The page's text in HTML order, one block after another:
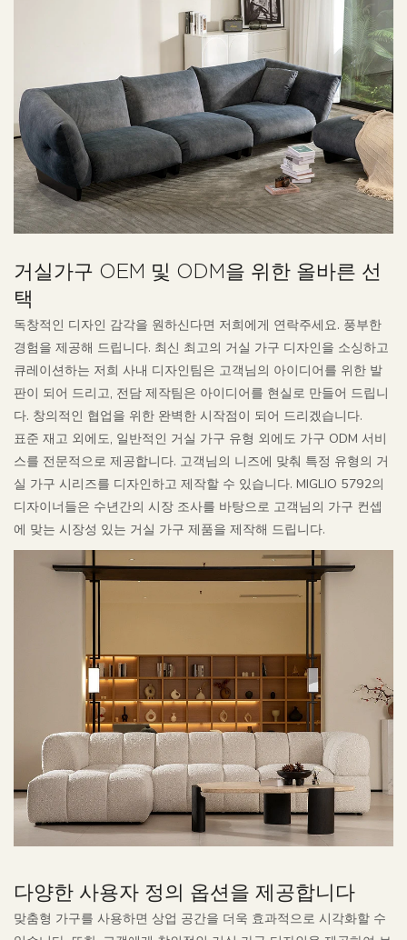
거실가구 OEM 및 ODM을 위한 올바른 선
택
독창적인 디자인 감각을 원하신다면 저희에게 연락주세요. 풍부한
경험을 제공해 드립니다. 최신 최고의 거실 가구 디자인을 소싱하고
큐레이션하는 저희 사내 디자인팀은 고객님의 아이디어를 위한 발
판이 되어 드리고, 전담 제작팀은 아이디어를 현실로 만들어 드립니
다. 창의적인 협업을 위한 완벽한 시작점이 되어 드리겠습니다.
표준 재고 외에도, 일반적인 거실 가구 유형 외에도 가구 ODM 서비
스를 전문적으로 제공합니다. 고객님의 니즈에 맞춰 특정 유형의 거
실 가구 시리즈를 디자인하고 제작할 수 있습니다. MIGLIO 5792의
디자이너들은 수년간의 시장 조사를 바탕으로 고객님의 가구 컨셉
에 맞는 시장성 있는 거실 가구 제품을 제작해 드립니다.
다양한 사용자 정의 옵션을 제공합니다
맞춤형 가구를 사용하면 상업 공간을 더욱 효과적으로 시각화할 수